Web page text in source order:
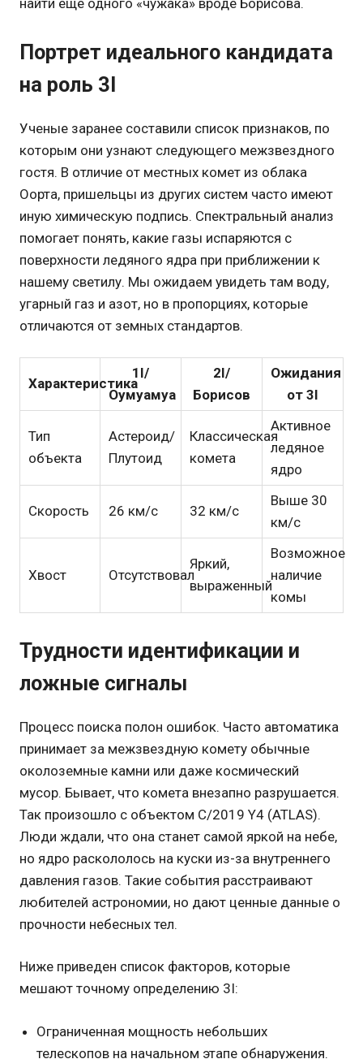
найти еще одного «чужака» вроде Борисова.
Портрет идеального кандидата
на роль 3I
Ученые заранее составили список признаков, по
которым они узнают следующего межзвездного
гостя. В отличие от местных комет из облака
Оорта, пришельцы из других систем часто имеют
иную химическую подпись. Спектральный анализ
помогает понять, какие газы испаряются с
поверхности ледяного ядра при приближении к
нашему светилу. Мы ожидаем увидеть там воду,
угарный газ и азот, но в пропорциях, которые
отличаются от земных стандартов.
Характеристика
1I/
Оумуамуа
2I/
Борисов
Ожидания
от 3I
Тип
объекта
Астероид/
Плутоид
Классическая
комета
Активное
ледяное
ядро
Скорость 26 км/с 32 км/с
Выше 30
км/с
Хвост Отсутствовал
Яркий,
выраженный
Возможное
наличие
комы
Трудности идентификации и
ложные сигналы
Процесс поиска полон ошибок. Часто автоматика
принимает за межзвездную комету обычные
околоземные камни или даже космический
мусор. Бывает, что комета внезапно разрушается.
Так произошло с объектом C/2019 Y4 (ATLAS).
Люди ждали, что она станет самой яркой на небе,
но ядро раскололось на куски из-за внутреннего
давления газов. Такие события расстраивают
любителей астрономии, но дают ценные данные о
прочности небесных тел.
Ниже приведен список факторов, которые
мешают точному определению 3I:
Ограниченная мощность небольших
телескопов на начальном этапе обнаружения.